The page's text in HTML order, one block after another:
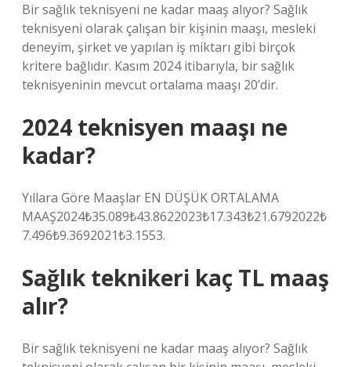
Bir sağlık teknisyeni ne kadar maaş alıyor? Sağlık
teknisyeni olarak çalışan bir kişinin maaşı, mesleki
deneyim, şirket ve yapılan iş miktarı gibi birçok
kritere bağlıdır. Kasım 2024 itibarıyla, bir sağlık
teknisyeninin mevcut ortalama maaşı 20’dir.
2024 teknisyen maaşı ne
kadar?
Yıllara Göre Maaşlar EN DÜŞÜK ORTALAMA
MAAŞ2024₺35.089₺43.8622023₺17.343₺21.6792022₺
7.496₺9.3692021₺3.1553.
Sağlık teknikeri kaç TL maaş
alır?
Bir sağlık teknisyeni ne kadar maaş alıyor? Sağlık